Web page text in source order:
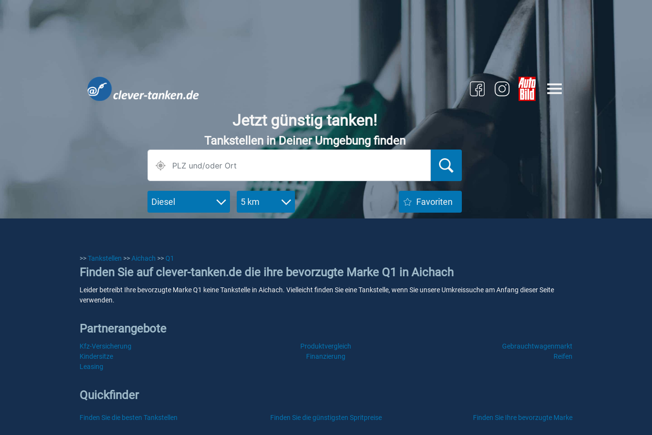
Jetzt günstig tanken!
Tankstellen in Deiner Umgebung finden
Diesel 5 km Favoriten
>>Tankstellen >>Aichach >> Q1
Finden Sie auf clever-tanken.de die ihre bevorzugte Marke Q1 in Aichach
Leider betreibt Ihre bevorzugte Marke Q1 keine Tankstelle in Aichach. Vielleicht finden Sie eine Tankstelle, wenn Sie unsere Umkreissuche am Anfang dieser Seite
verwenden.
Partnerangebote
Kfz-Versicherung Produktvergleich
Gebrauchtwagenmarkt
Kindersitze
Finanzierung
Reifen
Leasing
Quickfinder
Finden Sie die besten Tankstellen Finden Sie die günstigsten Spritpreise Finden Sie Ihre bevorzugte Marke